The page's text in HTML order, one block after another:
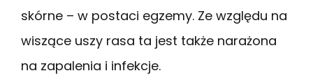
skórne – w postaci egzemy. Ze względu na
wiszące uszy rasa ta jest także narażona
na zapalenia i infekcje.